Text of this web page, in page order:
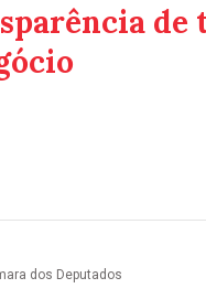
de
dos Deputados